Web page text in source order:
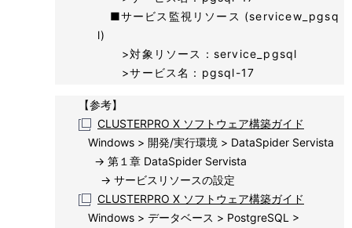
■サービス監視リソース (servicew_pgsq
l)
>対象リソース：service_pgsql
>サービス名：pgsql-17
【参考】
CLUSTERPRO X ソフトウェア構築ガイド
Windows > 開発/実行環境 > DataSpider Servista
→ 第１章 DataSpider Servista
→ サービスリソースの設定
CLUSTERPRO X ソフトウェア構築ガイド
Windows > データベース > PostgreSQL >